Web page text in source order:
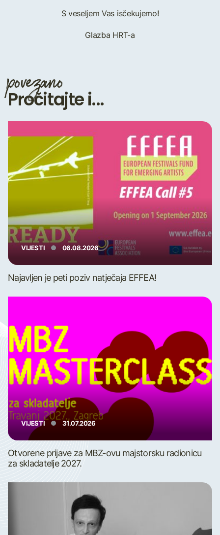
S veseljem Vas isčekujemo!
Glazba HRT-a
povezano
Pročitajte i...
VIJESTI 06.08.2026
Najavljen je peti poziv natječaja EFFEA!
VIJESTI 31.07.2026
Otvorene prijave za MBZ-ovu majstorsku radionicu
za skladatelje 2027.